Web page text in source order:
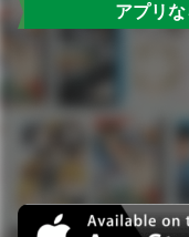
アプリ